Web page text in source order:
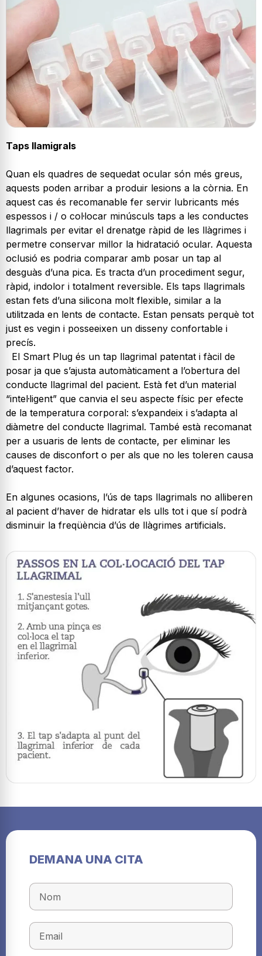
Taps llamigrals
Quan els quadres de sequedat ocular són més greus,
aquests poden arribar a produir lesions a la còrnia. En
aquest cas és recomanable fer servir lubricants més
espessos i / o col·locar minúsculs taps a les conductes
llagrimals per evitar el drenatge ràpid de les llàgrimes i
permetre conservar millor la hidratació ocular. Aquesta
oclusió es podria comparar amb posar un tap al
desguàs d’una pica. Es tracta d’un procediment segur,
ràpid, indolor i totalment reversible. Els taps llagrimals
estan fets d’una silicona molt flexible, similar a la
utilitzada en lents de contacte. Estan pensats perquè tot
just es vegin i posseeixen un disseny confortable i
precís.
El Smart Plug és un tap llagrimal patentat i fàcil de
posar ja que s’ajusta automàticament a l’obertura del
conducte llagrimal del pacient. Està fet d’un material
“intel·ligent” que canvia el seu aspecte físic per efecte
de la temperatura corporal: s’expandeix i s’adapta al
diàmetre del conducte llagrimal. També està recomanat
per a usuaris de lents de contacte, per eliminar les
causes de disconfort o per als que no les toleren causa
d’aquest factor.
En algunes ocasions, l’ús de taps llagrimals no alliberen
al pacient d’haver de hidratar els ulls tot i que sí podrà
disminuir la freqüència d’ús de llàgrimes artificials.
DEMANA UNA CITA